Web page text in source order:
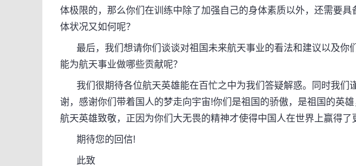
体极限的，那么你们在训练中除了加强自己的身体素质以外，还需要
体状况又如何呢？
最后，我们想请你们谈谈对祖国未来航天事业的看法和建议以及你
能为航天事业做哪些贡献呢？
我们很期待各位航天英雄能在百忙之中为我们答疑解惑。同时我们
谢，感谢你们带着国人的梦走向宇宙!你们是祖国的骄傲，是祖国的英
航天英雄致敬，正因为你们大无畏的精神才使得中国人在世界上赢得了
期待您的回信!
此致